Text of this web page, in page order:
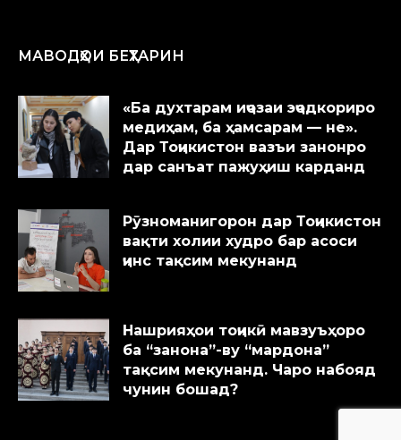
МАВОДҲОИ БЕҲТАРИН
«Ба духтарам иҷозаи эҷодкориро
медиҳам, ба ҳамсарам — не».
Дар Тоҷикистон вазъи занонро
дар санъат пажуҳиш карданд
Рӯзноманигорон дар Тоҷикистон
вақти холии худро бар асоси
ҷинс тақсим мекунанд
Нашрияҳои тоҷикӣ мавзуъҳоро
ба “занона”-ву “мардона”
тақсим мекунанд. Чаро набояд
чунин бошад?